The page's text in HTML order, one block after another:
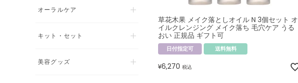
オーラルケア
キット・セット
美容グッズ
草花木果 メイク落としオイル N 3個セット オ
イルクレンジング メイク落ち 毛穴ケア うる
おい 正規品 ギフト可
日付指定可 送料無料
¥6,270 税込